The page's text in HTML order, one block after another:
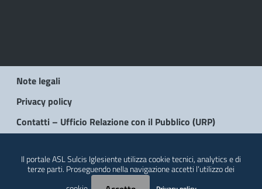
Note legali
Privacy policy
Contatti – Ufficio Relazione con il Pubblico (URP)
Il portale ASL Sulcis Iglesiente utilizza cookie tecnici, analytics e di
terze parti. Proseguendo nella navigazione accetti l’utilizzo dei